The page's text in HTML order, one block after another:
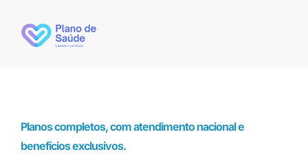
Planos completos, com atendimento nacional e
benefícios exclusivos.